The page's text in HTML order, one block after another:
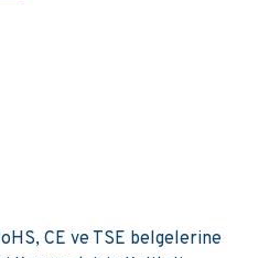
CE ve TSE belgelerine